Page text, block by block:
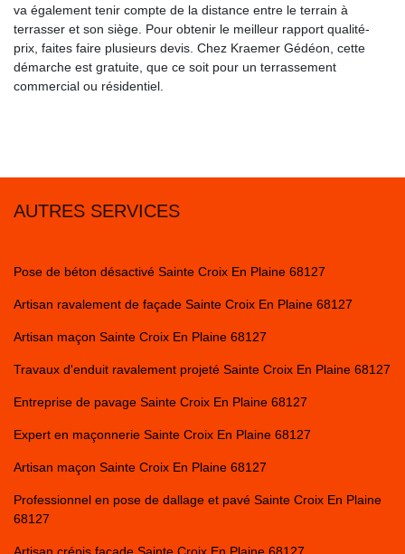
va également tenir compte de la distance entre le terrain à
terrasser et son siège. Pour obtenir le meilleur rapport qualité-
prix, faites faire plusieurs devis. Chez Kraemer Gédéon, cette
démarche est gratuite, que ce soit pour un terrassement
commercial ou résidentiel.
AUTRES SERVICES
Pose de béton désactivé Sainte Croix En Plaine 68127
Artisan ravalement de façade Sainte Croix En Plaine 68127
Artisan maçon Sainte Croix En Plaine 68127
Travaux d'enduit ravalement projeté Sainte Croix En Plaine 68127
Entreprise de pavage Sainte Croix En Plaine 68127
Expert en maçonnerie Sainte Croix En Plaine 68127
Artisan maçon Sainte Croix En Plaine 68127
Professionnel en pose de dallage et pavé Sainte Croix En Plaine
68127